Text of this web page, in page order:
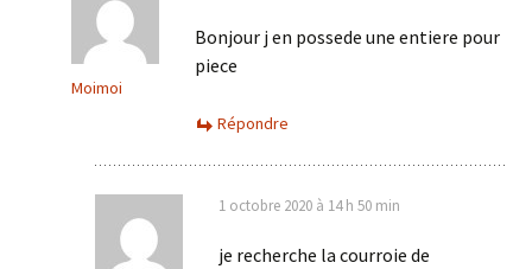
Moimoi
Bonjour j en possede une entiere pour
piece
Répondre
1 octobre 2020 à 14 h 50 min
je recherche la courroie de